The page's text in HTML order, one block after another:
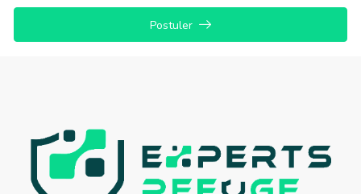
Postuler